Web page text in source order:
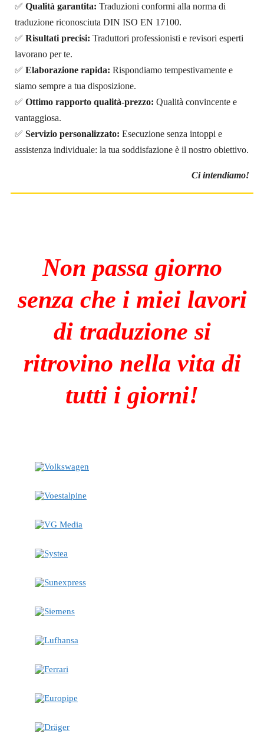
✅ Qualità garantita: Traduzioni conformi alla norma di
traduzione riconosciuta DIN ISO EN 17100.
✅ Risultati precisi: Traduttori professionisti e revisori esperti
lavorano per te.
✅ Elaborazione rapida: Rispondiamo tempestivamente e
siamo sempre a tua disposizione.
✅ Ottimo rapporto qualità-prezzo: Qualità convincente e
vantaggiosa.
✅ Servizio personalizzato: Esecuzione senza intoppi e
assistenza individuale: la tua soddisfazione è il nostro obiettivo.
Ci intendiamo!
Non passa giorno
senza che i miei lavori
di traduzione si
ritrovino nella vita di
tutti i giorni!